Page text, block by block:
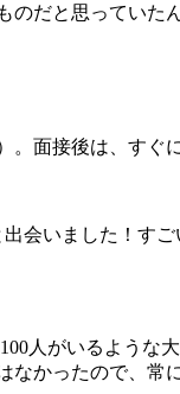
だと思っていた
。面接後は、すぐ
会いました！す
人がいるような大
なかったので、 常